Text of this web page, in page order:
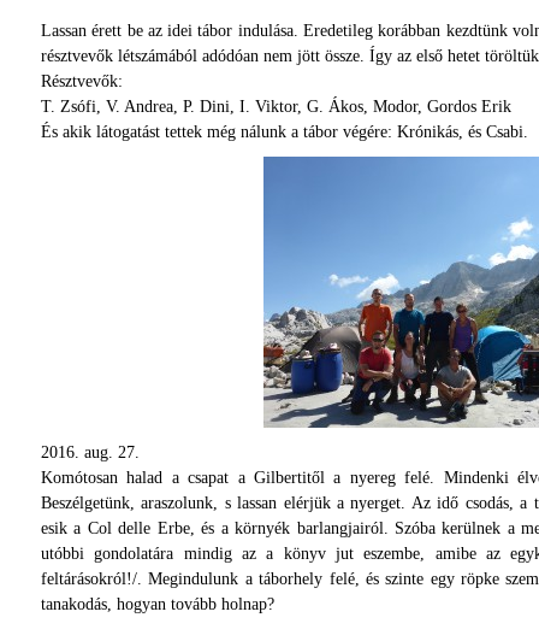
Lassan érett be az idei tábor indulása. Eredetileg korábban kezdtünk
résztvevők létszámából adódóan nem jött össze. Így az első hetet
Résztvevők:
T. Zsófi, V. Andrea, P. Dini, I. Viktor, G. Ákos, Modor, Gordos Erik
És akik látogatást tettek még nálunk a tábor végére: Krónikás, és Csabi.
2016. aug. 27.
Komótosan halad a csapat a Gilbertitől a nyereg felé. Mindenki
Beszélgetünk, araszolunk, s lassan elérjük a nyerget. Az idő csodás,
esik a Col delle Erbe, és a környék barlangjairól. Szóba kerülnek a
utóbbi gondolatára mindig az a könyv jut eszembe, amibe az
feltárásokról!/. Megindulunk a táborhely felé, és szinte egy röpke
tanakodás, hogyan tovább holnap?